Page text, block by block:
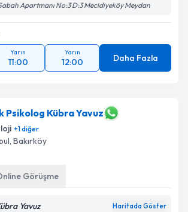
Apartmanı No:3 D:3 Mecidiyeköy Meydan
Yarın
11:00
Yarın
12:00 Daha Fazla
Psikolog Kübra Yavuz
+1diğer
, Bakırköy
Görüşme
Yavuz Haritada Göster